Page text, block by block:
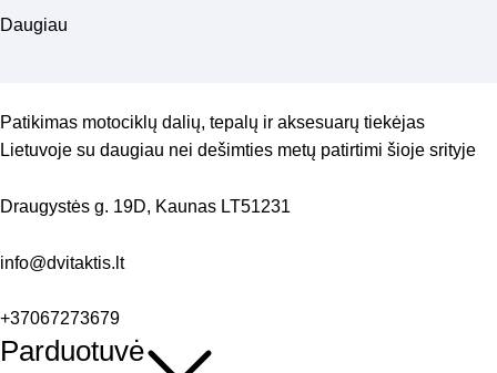
bendradarbiaujame su patikimais tiekėjais ir gamintojais, kad
atrinktas, atsižvelgiant į kokybės ir patikimumo kriterijus.
Kokybiškos motociklų dalys už
Stabdžių sistemos elementai
Daugiau
Patikimas motociklų dalių, tepalų ir aksesuarų tiekėjas
Lietuvoje su daugiau nei dešimties metų patirtimi šioje srityje
Draugystės g. 19D, Kaunas LT51231
info@dvitaktis.lt
+37067273679
Parduotuvė